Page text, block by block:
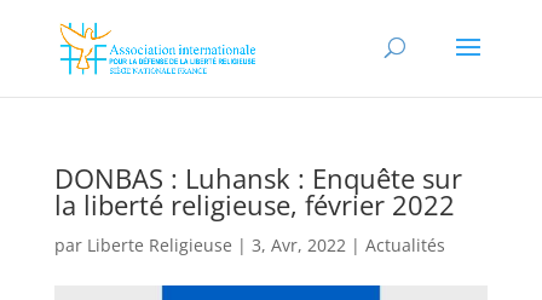
DONBAS : Luhansk : Enquête sur
la liberté religieuse, février 2022
par Liberte Religieuse | 3, Avr, 2022| Actualités